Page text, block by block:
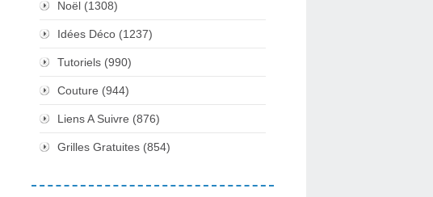
Noël (1308)
Idées Déco (1237)
Tutoriels (990)
Couture (944)
Liens A Suivre (876)
Grilles Gratuites (854)